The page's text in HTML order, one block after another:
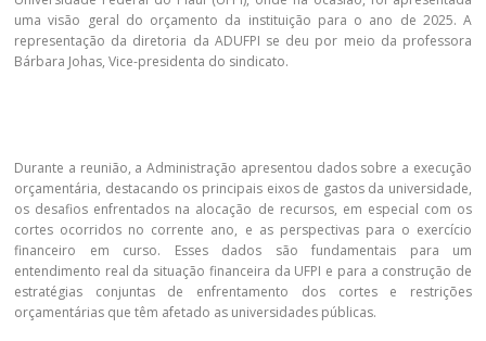
uma visão geral do orçamento da instituição para o ano de 2025. A
representação da diretoria da ADUFPI se deu por meio da professora
Bárbara Johas, Vice-presidenta do sindicato.
Durante a reunião, a Administração apresentou dados sobre a execução
orçamentária, destacando os principais eixos de gastos da universidade,
os desafios enfrentados na alocação de recursos, em especial com os
cortes ocorridos no corrente ano, e as perspectivas para o exercício
financeiro em curso. Esses dados são fundamentais para um
entendimento real da situação financeira da UFPI e para a construção de
estratégias conjuntas de enfrentamento dos cortes e restrições
orçamentárias que têm afetado as universidades públicas.